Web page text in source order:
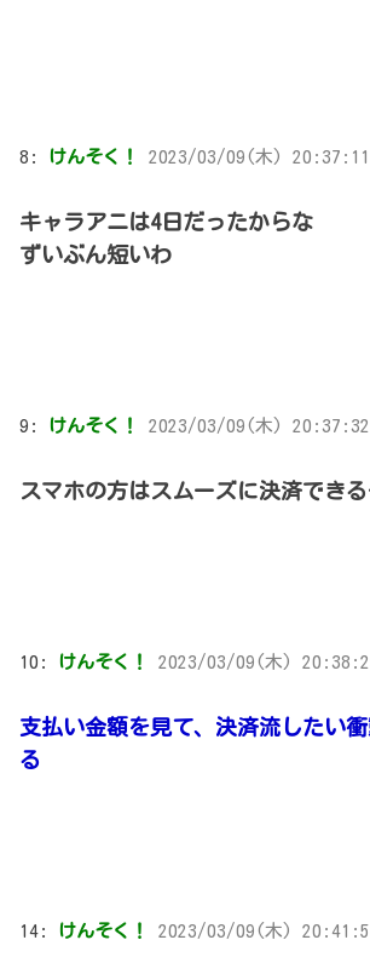
8: けんそく！ 2023/03/09(木)
キャラアニは4日だったからな
ずいぶん短いわ
9: けんそく！ 2023/03/09(木)
スマホの方はスムーズに決済でき
10: けんそく！ 2023/03/09(木)
支払い金額を見て、決済流したい
る
14: けんそく！ 2023/03/09(木)